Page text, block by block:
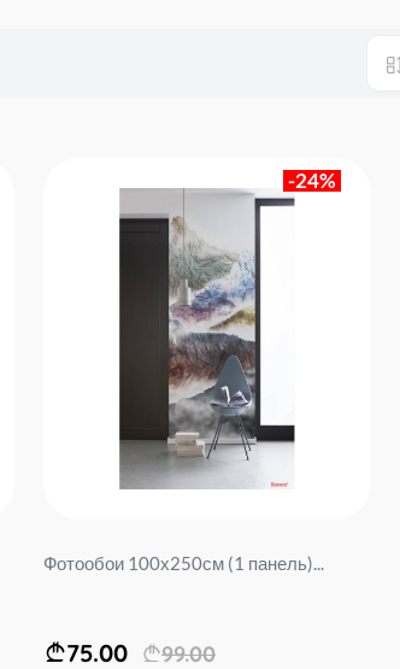
-24%
Фотообои 100х250см (1 панель)...
75.00 99.00